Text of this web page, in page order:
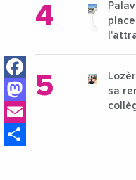
Facebook
Mastodon
sa